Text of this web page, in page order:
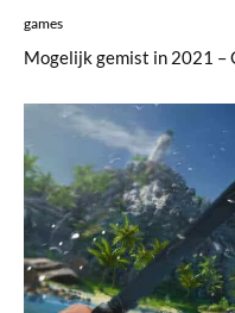
games
Mogelijk gemist in 2021 –